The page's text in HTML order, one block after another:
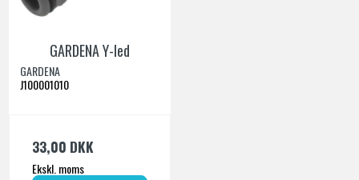
GARDENA Y-led
GARDENA
J100001010
33,00 DKK
Ekskl. moms